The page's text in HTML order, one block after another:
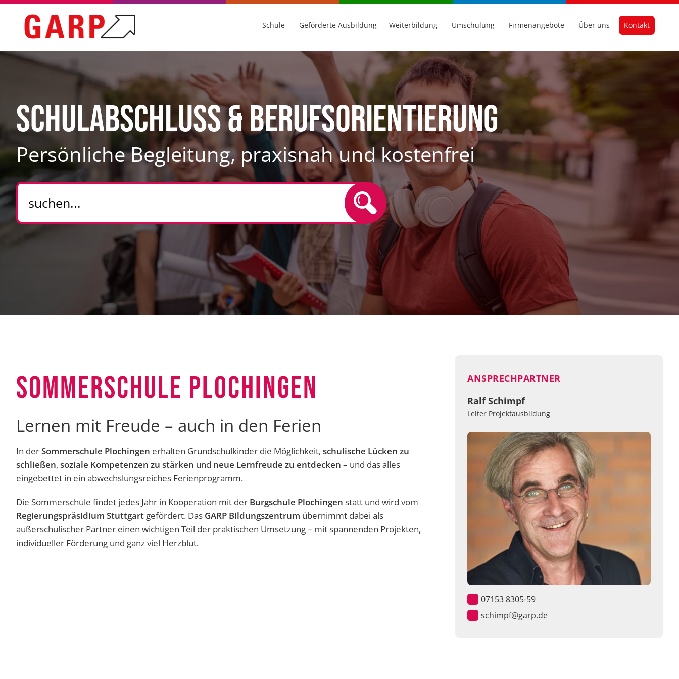
Schule Geförderte Ausbildung Weiterbildung Umschulung Firmenangebote Über uns Kontakt
Schulabschluss & Berufsorientierung
Persönliche Begleitung, praxisnah und kostenfrei
SOMMERSCHULE PLOCHINGEN
Lernen mit Freude – auch in den Ferien
In derSommerschule Plochingen erhalten Grundschulkinder die Möglichkeit, schulische Lücken zu
schließen, soziale Kompetenzen zu stärken und neue Lernfreude zu entdecken – und das alles
eingebettet in ein abwechslungsreiches Ferienprogramm.
Die Sommerschule findet jedes Jahr in Kooperation mit der Burgschule Plochingen statt und wird vom
Regierungspräsidium Stuttgart gefördert. Das GARP Bildungszentrum übernimmt dabei als
außerschulischer Partner einen wichtigen Teil der praktischen Umsetzung – mit spannenden Projekten,
individueller Förderung und ganz viel Herzblut.
ANSPRECHPARTNER
Ralf Schimpf
Leiter Projektausbildung
07153 8305-59
schimpf@garp.de